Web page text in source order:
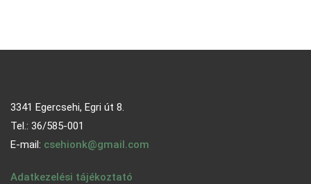
3341 Egercsehi, Egri út 8.
Tel.: 36/585-001
E-mail: csehionk@gmail.com
Adatkezelési tájékoztató